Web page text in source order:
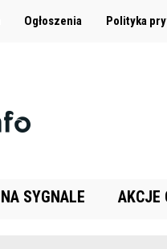
Ogłoszenia Polityka
NA SYGNALE AKCJE